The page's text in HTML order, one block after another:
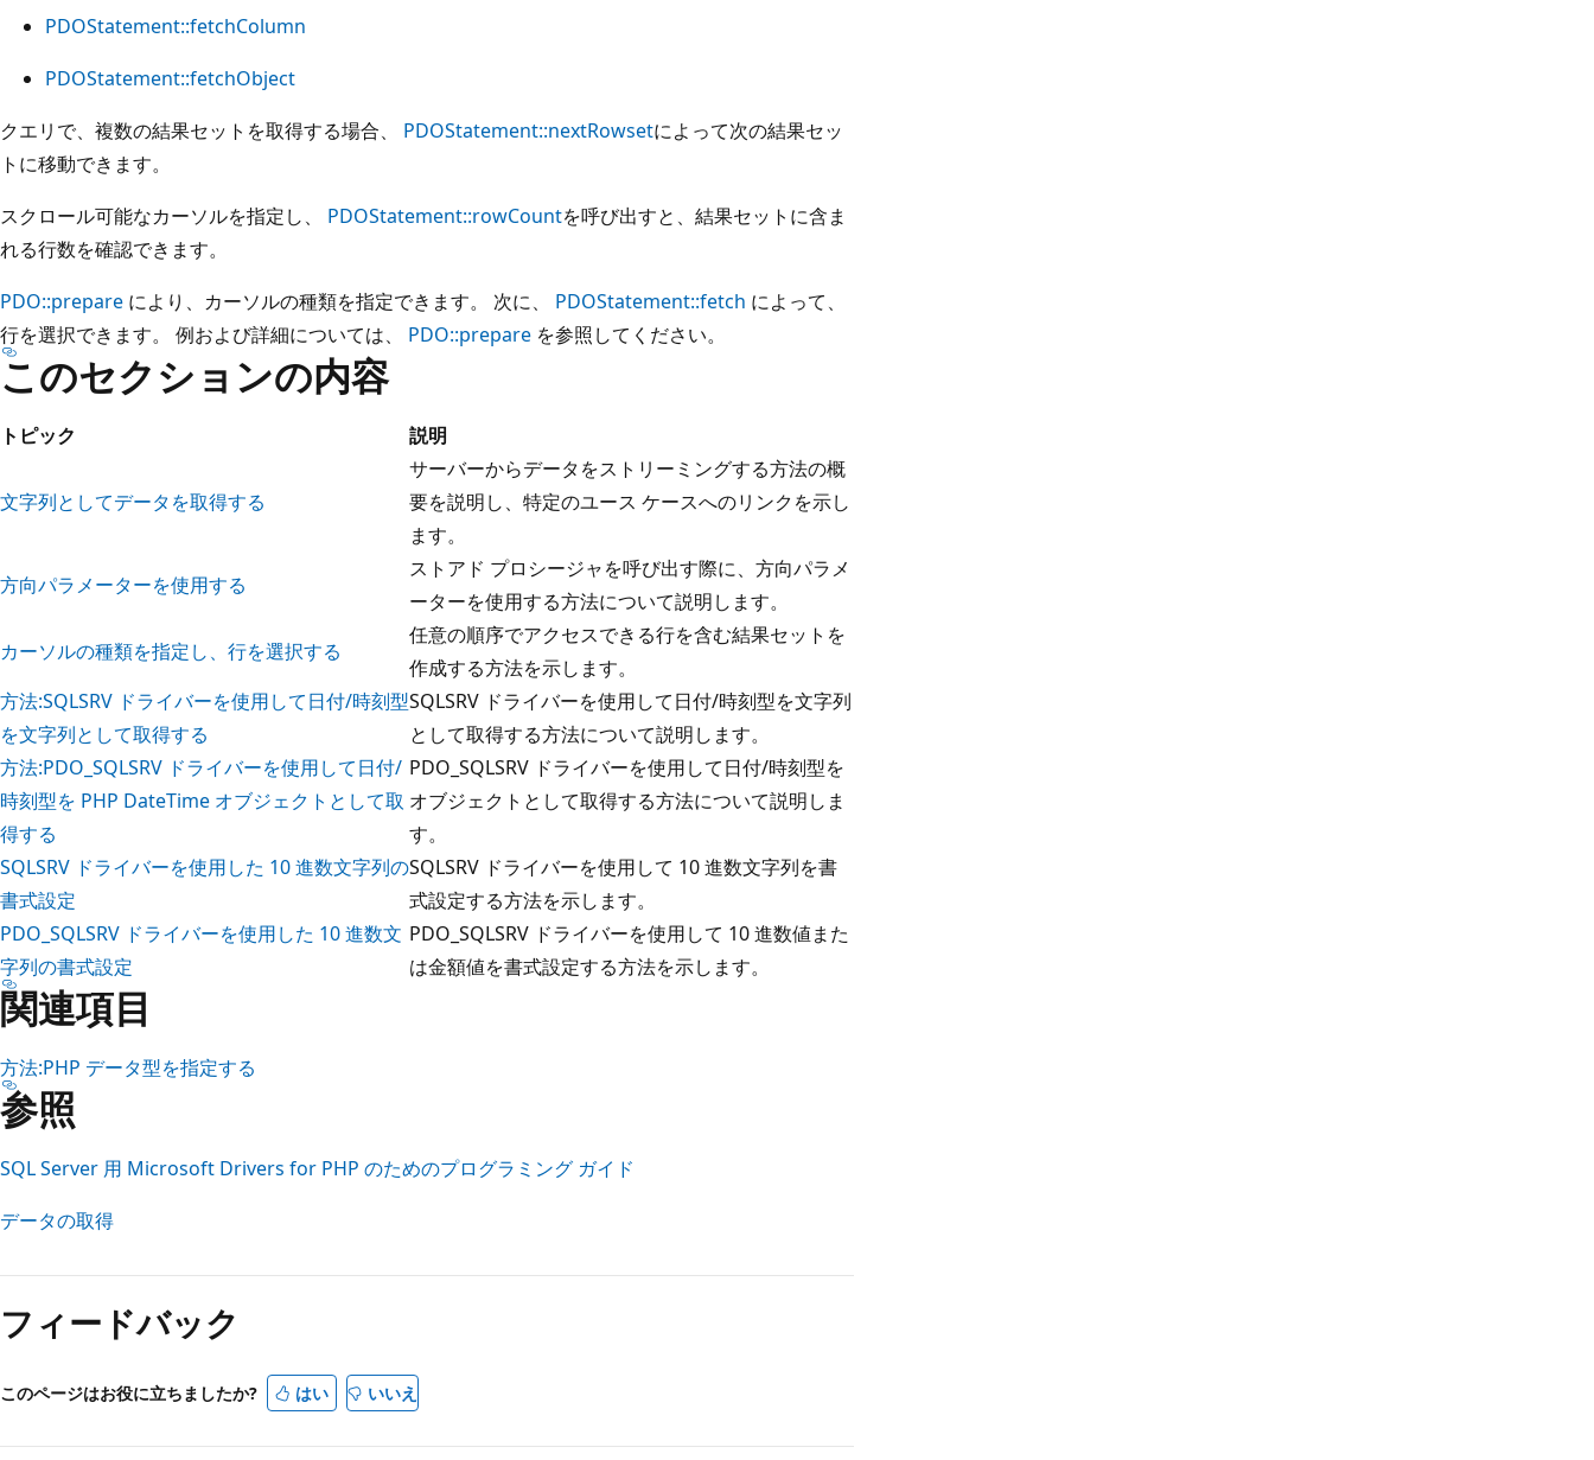
PDOStatement::fetchColumn
PDOStatement::fetchObject
クエリで、複数の結果セットを取得する場合、 PDOStatement::nextRowsetによって次の結果セッ
トに移動できます。
スクロール可能なカーソルを指定し、 PDOStatement::rowCountを呼び出すと、結果セットに含ま
れる行数を確認できます。
PDO::prepare により、カーソルの種類を指定できます。 次に、 PDOStatement::fetch によって、
行を選択できます。 例および詳細については、 PDO::prepare を参照してください。
このセクションの内容
トピック 説明
文字列としてデータを取得する
サーバーからデータをストリーミングする方法の概
要を説明し、特定のユース ケースへのリンクを示し
ます。
方向パラメーターを使用する
ストアド プロシージャを呼び出す際に、方向パラメ
ーターを使用する方法について説明します。
カーソルの種類を指定し、行を選択する
任意の順序でアクセスできる行を含む結果セットを
作成する方法を示します。
方法:SQLSRV ドライバーを使用して日付/時刻型
を文字列として取得する
SQLSRV ドライバーを使用して日付/時刻型を文字列
として取得する方法について説明します。
方法:PDO_SQLSRV ドライバーを使用して日付/
時刻型を PHP DateTime オブジェクトとして取
得する
PDO_SQLSRV ドライバーを使用して日付/時刻型を
オブジェクトとして取得する方法について説明しま
す。
SQLSRV ドライバーを使用した 10 進数文字列の
書式設定
SQLSRV ドライバーを使用して 10 進数文字列を書
式設定する方法を示します。
PDO_SQLSRV ドライバーを使用した 10 進数文
字列の書式設定
PDO_SQLSRV ドライバーを使用して 10 進数値また
は金額値を書式設定する方法を示します。
関連項目
方法:PHP データ型を指定する
参照
SQL Server 用 Microsoft Drivers for PHP のためのプログラミング ガイド
データの取得
フィードバック
このページはお役に立ちましたか? はい いいえ